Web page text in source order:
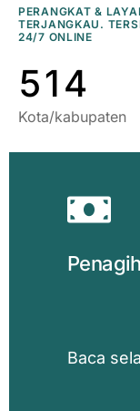
PERANGKAT &
TERJANGKAU.
24/7 ONLINE
0
5
9
0
1
2
3
4
Kota/kabupaten
Baca